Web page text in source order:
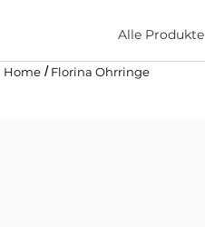
Alle Produkte
Home / Florina Ohrringe